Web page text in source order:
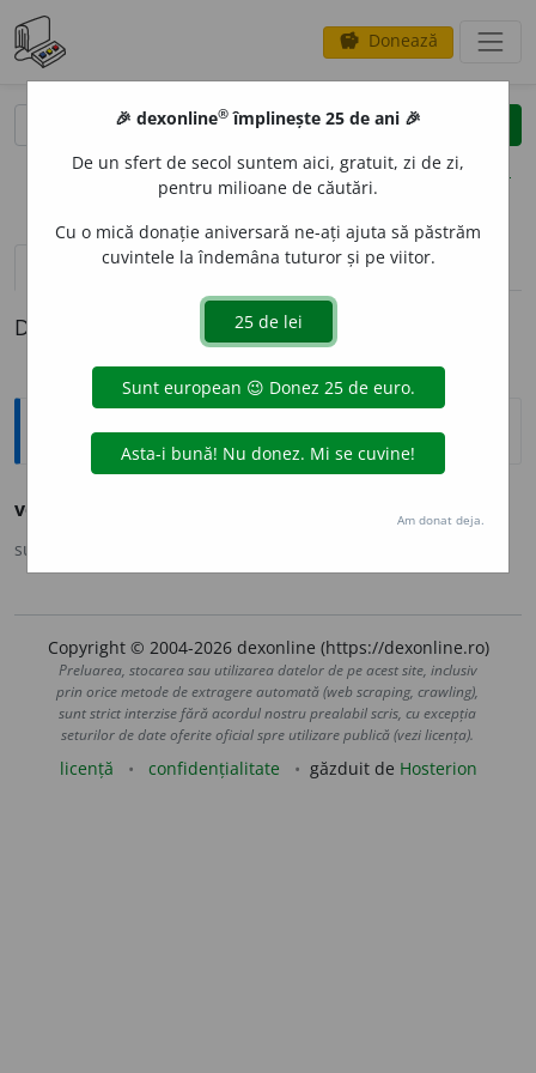
savings Donează
clear
opțiuni
definiții (1) pronunțievolume_up (3)
Definiția cu ID-ul 1165329:
Ortografice DOOM
voiesc
sursa:
Copyright © 2004-2026 dexonline (https://dexonline.ro)
Preluarea, stocarea sau utilizarea datelor de pe acest site, inclusiv
prin orice metode de extragere automată (web scraping, crawling),
sunt strict interzise fără acordul nostru prealabil scris, cu excepția
seturilor de date oferite oficial spre utilizare publică (vezi licența).
licență confidențialitate găzduit de Hosterion
🎉 dexonline® împlinește 25 de ani 🎉
De un sfert de secol suntem aici, gratuit, zi de zi,
pentru milioane de căutări.
Cu o mică donație aniversară ne-ați ajuta să păstrăm
cuvintele la îndemâna tuturor și pe viitor.
Am donat deja.